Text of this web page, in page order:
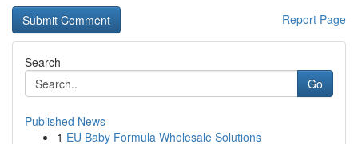
Report Page
Search
Go
Published News
1 EU Baby Formula Wholesale Solutions